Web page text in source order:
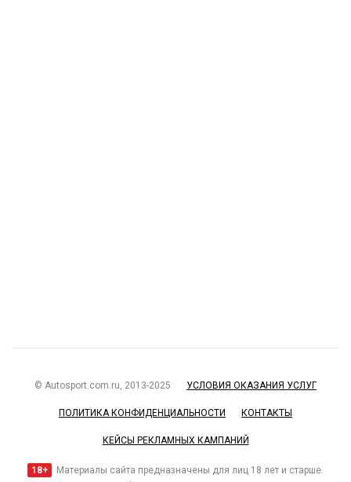
© Autosport.com.ru, 2013-2025 УСЛОВИЯ ОКАЗАНИЯ УСЛУГ
ПОЛИТИКА КОНФИДЕНЦИАЛЬНОСТИ КОНТАКТЫ
КЕЙСЫ РЕКЛАМНЫХ КАМПАНИЙ
18+
Материалы сайта предназначены для лиц 18 лет и старше.